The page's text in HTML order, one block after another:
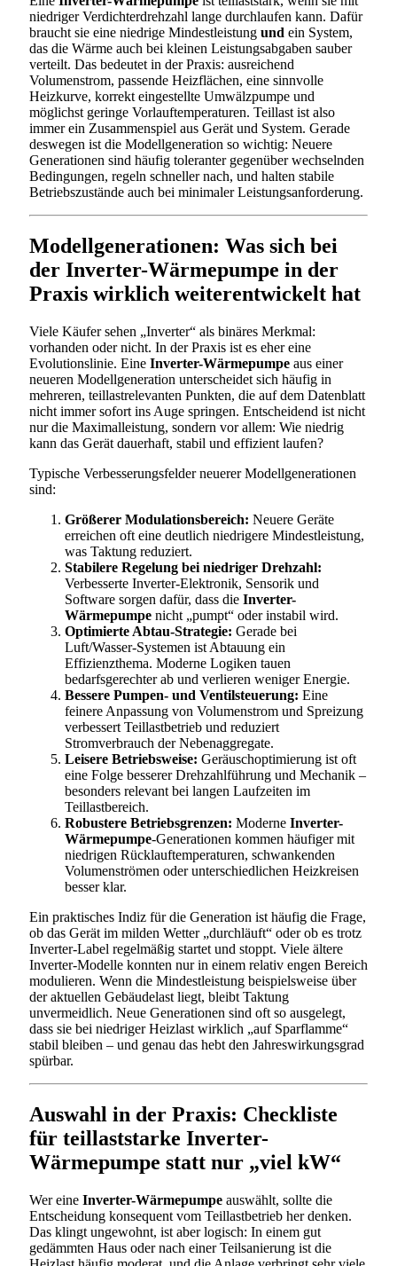
niedriger Verdichterdrehzahl lange durchlaufen kann. Dafür
braucht sie eine niedrige Mindestleistung und ein System,
das die Wärme auch bei kleinen Leistungsabgaben sauber
verteilt. Das bedeutet in der Praxis: ausreichend
Volumenstrom, passende Heizflächen, eine sinnvolle
Heizkurve, korrekt eingestellte Umwälzpumpe und
möglichst geringe Vorlauftemperaturen. Teillast ist also
immer ein Zusammenspiel aus Gerät und System. Gerade
deswegen ist die Modellgeneration so wichtig: Neuere
Generationen sind häufig toleranter gegenüber wechselnden
Bedingungen, regeln schneller nach, und halten stabile
Betriebszustände auch bei minimaler Leistungsanforderung.
Modellgenerationen: Was sich bei
der Inverter-Wärmepumpe in der
Praxis wirklich weiterentwickelt hat
Viele Käufer sehen „Inverter“ als binäres Merkmal:
vorhanden oder nicht. In der Praxis ist es eher eine
Evolutionslinie. Eine Inverter-Wärmepumpe aus einer
neueren Modellgeneration unterscheidet sich häufig in
mehreren, teillastrelevanten Punkten, die auf dem Datenblatt
nicht immer sofort ins Auge springen. Entscheidend ist nicht
nur die Maximalleistung, sondern vor allem: Wie niedrig
kann das Gerät dauerhaft, stabil und effizient laufen?
Typische Verbesserungsfelder neuerer Modellgenerationen
sind:
Größerer Modulationsbereich: Neuere Geräte
erreichen oft eine deutlich niedrigere Mindestleistung,
was Taktung reduziert.
Stabilere Regelung bei niedriger Drehzahl:
Verbesserte Inverter-Elektronik, Sensorik und
Software sorgen dafür, dass die Inverter-
Wärmepumpe nicht „pumpt“ oder instabil wird.
Optimierte Abtau-Strategie: Gerade bei
Luft/Wasser-Systemen ist Abtauung ein
Effizienzthema. Moderne Logiken tauen
bedarfsgerechter ab und verlieren weniger Energie.
Bessere Pumpen- und Ventilsteuerung: Eine
feinere Anpassung von Volumenstrom und Spreizung
verbessert Teillastbetrieb und reduziert
Stromverbrauch der Nebenaggregate.
Leisere Betriebsweise: Geräuschoptimierung ist oft
eine Folge besserer Drehzahlführung und Mechanik –
besonders relevant bei langen Laufzeiten im
Teillastbereich.
Robustere Betriebsgrenzen: Moderne Inverter-
Wärmepumpe-Generationen kommen häufiger mit
niedrigen Rücklauftemperaturen, schwankenden
Volumenströmen oder unterschiedlichen Heizkreisen
besser klar.
Ein praktisches Indiz für die Generation ist häufig die Frage,
ob das Gerät im milden Wetter „durchläuft“ oder ob es trotz
Inverter-Label regelmäßig startet und stoppt. Viele ältere
Inverter-Modelle konnten nur in einem relativ engen Bereich
modulieren. Wenn die Mindestleistung beispielsweise über
der aktuellen Gebäudelast liegt, bleibt Taktung
unvermeidlich. Neue Generationen sind oft so ausgelegt,
dass sie bei niedriger Heizlast wirklich „auf Sparflamme“
stabil bleiben – und genau das hebt den Jahreswirkungsgrad
spürbar.
Auswahl in der Praxis: Checkliste
für teillaststarke Inverter-
Wärmepumpe statt nur „viel kW“
Wer eine Inverter-Wärmepumpe auswählt, sollte die
Entscheidung konsequent vom Teillastbetrieb her denken.
Das klingt ungewohnt, ist aber logisch: In einem gut
gedämmten Haus oder nach einer Teilsanierung ist die